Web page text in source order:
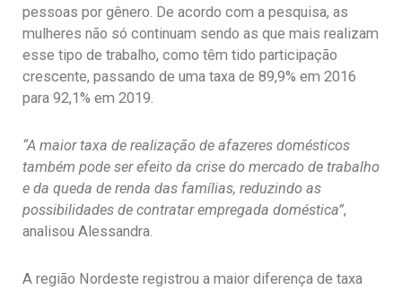
pessoas por gênero. De acordo com a pesquisa, as
mulheres não só continuam sendo as que mais realizam
esse tipo de trabalho, como têm tido participação
crescente, passando de uma taxa de 89,9% em 2016
para 92,1% em 2019.
“A maior taxa de realização de afazeres domésticos
também pode ser efeito da crise do mercado de trabalho
e da queda de renda das famílias, reduzindo as
possibilidades de contratar empregada doméstica”,
analisou Alessandra.
A região Nordeste registrou a maior diferença de taxa